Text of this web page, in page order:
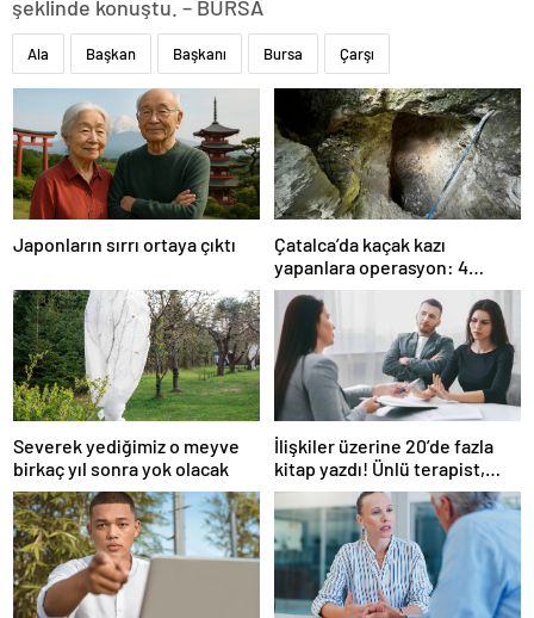
şeklinde konuştu. – BURSA
Ala Başkan Başkanı Bursa Çarşı
Japonların sırrı ortaya çıktı
Çatalca’da kaçak kazı
yapanlara operasyon: 4
gözaltı
Severek yediğimiz o meyve
birkaç yıl sonra yok olacak
İlişkiler üzerine 20’de fazla
kitap yazdı! Ünlü terapist,
boşanmaların gerçek
suçlularını açıklıyor